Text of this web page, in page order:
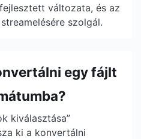
változata, és az
szolgál.
egy fájlt
kiválasztása”
ki a konvertálni